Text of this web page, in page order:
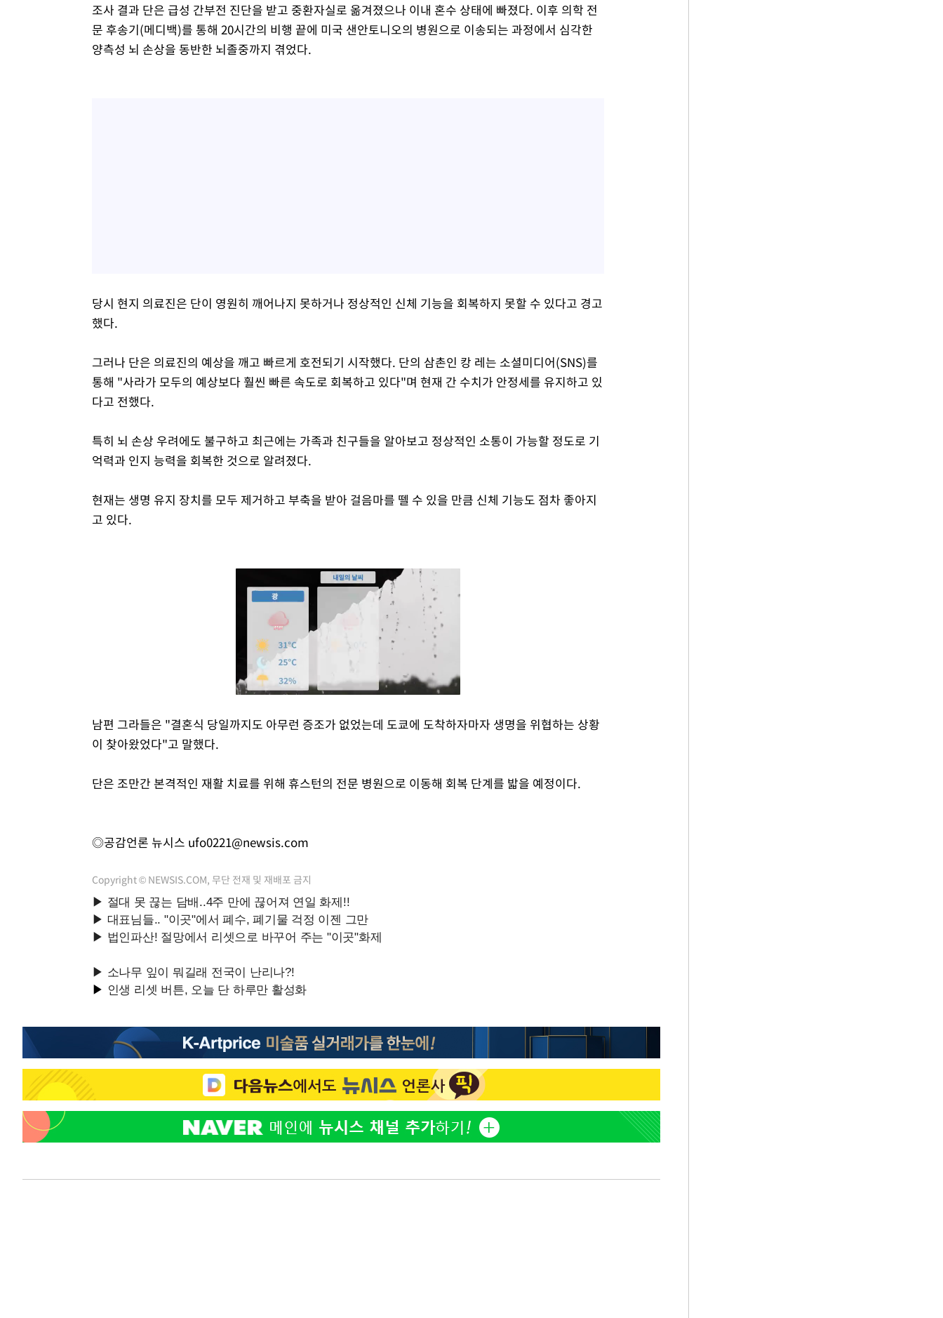
조사 결과 단은 급성 간부전 진단을 받고 중환자실로 옮겨졌으나 이내 혼수 상태에 빠졌다. 이후 의학 전
문 후송기(메디백)를 통해 20시간의 비행 끝에 미국 샌안토니오의 병원으로 이송되는 과정에서 심각한
양측성 뇌 손상을 동반한 뇌졸중까지 겪었다.
당시 현지 의료진은 단이 영원히 깨어나지 못하거나 정상적인 신체 기능을 회복하지 못할 수 있다고 경고
했다.
그러나 단은 의료진의 예상을 깨고 빠르게 호전되기 시작했다. 단의 삼촌인 캉 레는 소셜미디어(SNS)를
통해 "사라가 모두의 예상보다 훨씬 빠른 속도로 회복하고 있다"며 현재 간 수치가 안정세를 유지하고 있
다고 전했다.
특히 뇌 손상 우려에도 불구하고 최근에는 가족과 친구들을 알아보고 정상적인 소통이 가능할 정도로 기
억력과 인지 능력을 회복한 것으로 알려졌다.
현재는 생명 유지 장치를 모두 제거하고 부축을 받아 걸음마를 뗄 수 있을 만큼 신체 기능도 점차 좋아지
고 있다.
남편 그라들은 "결혼식 당일까지도 아무런 증조가 없었는데 도쿄에 도착하자마자 생명을 위협하는 상황
이 찾아왔었다"고 말했다.
단은 조만간 본격적인 재활 치료를 위해 휴스턴의 전문 병원으로 이동해 회복 단계를 밟을 예정이다.
◎공감언론 뉴시스 ufo0221@newsis.com
Copyright © NEWSIS.COM, 무단 전재 및 재배포 금지